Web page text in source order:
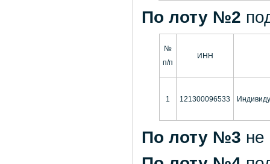
По лоту №2
№
п/п
ИНН
1 121300096533
По лоту №3 не